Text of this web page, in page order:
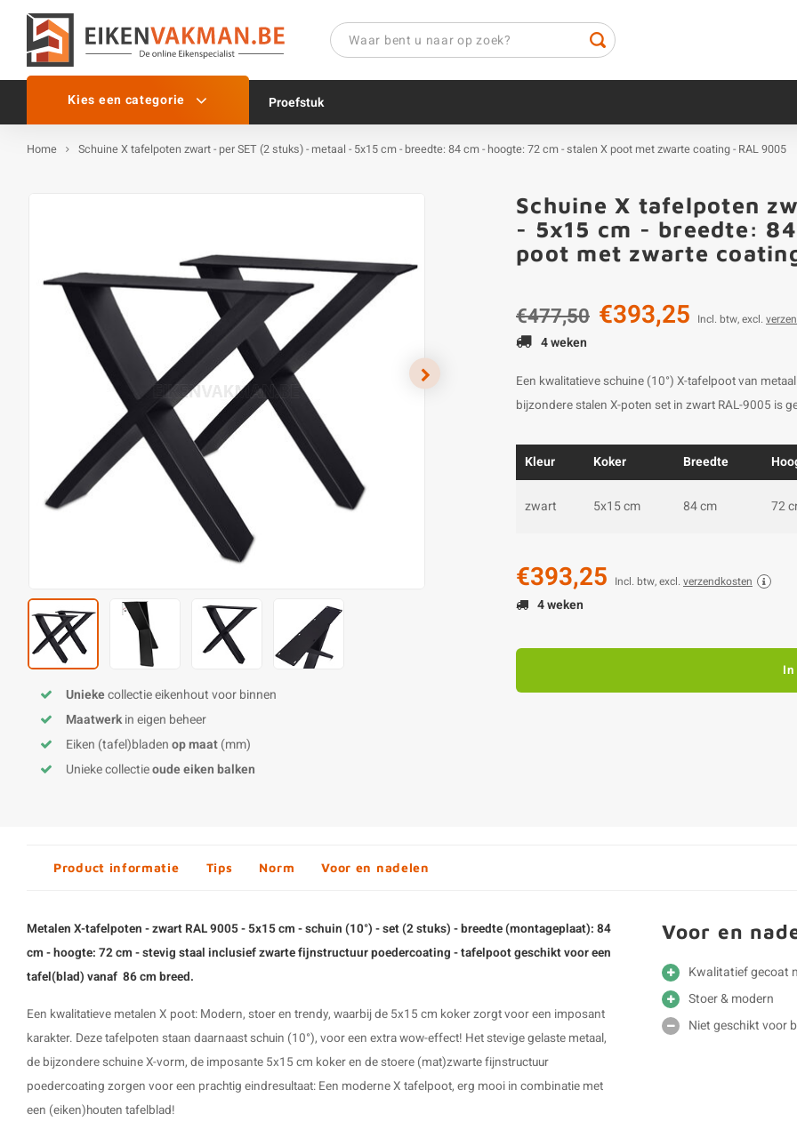
Kies een categorie Proefstuk
Home Schuine X tafelpoten zwart - per SET (2 stuks) - metaal - 5x15 cm - breedte: 84 cm - hoogte: 72 cm - stalen X poot met zwarte coating - RAL 9005
Uniekecollectie eikenhout voor binnen
Maatwerkin eigen beheer
Eiken (tafel)bladenop maat(mm)
Unieke collectieoude eiken balken
Schuine X tafelpoten
- 5x15 cm - breedte:
poot met zwarte
€477,50 €393,25 Incl. btw, excl.
4 weken
Een kwalitatieve schuine (10°) X-tafelpoot van
bijzondere stalen X-poten set in zwart RAL-9005 is
Kleur Koker Breedte
zwart 5x15 cm 84 cm 72
€393,25 Incl. btw, excl. verzendkosten
4 weken
Product informatie Tips Norm Voor en nadelen
Metalen X-tafelpoten - zwart RAL 9005 - 5x15 cm - schuin (10°) - set (2 stuks) - breedte (montageplaat): 84
cm - hoogte: 72 cm - stevig staal inclusief zwarte fijnstructuur poedercoating - tafelpoot geschikt voor een
tafel(blad) vanaf 86 cm breed.
Een kwalitatieve metalen X poot: Modern, stoer en trendy, waarbij de 5x15 cm koker zorgt voor een imposant
karakter. Deze tafelpoten staan daarnaast schuin (10°), voor een extra wow-effect! Het stevige gelaste metaal,
de bijzondere schuine X-vorm, de imposante 5x15 cm koker en de stoere (mat)zwarte fijnstructuur
poedercoating zorgen voor een prachtig eindresultaat: Een moderne X tafelpoot, erg mooi in combinatie met
een (eiken)houten tafelblad!
Voor en
Kwalitatief gecoat
Stoer & modern
Niet geschikt voor